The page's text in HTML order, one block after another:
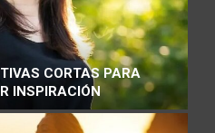
CORTAS PARA
INSPIRACIÓN